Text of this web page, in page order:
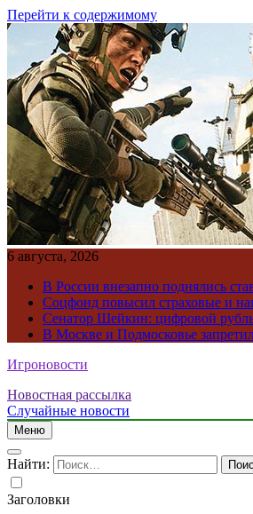
Перейти к содержимому
6 августа, 2026
В России внезапно поднялись
Соцфонд повысил страховые и
Сенатор Шейкин: цифровой
В Москве и Подмосковье
Игроновости
Новостная рассылка
Случайные новости
Меню
Найти:
Заголовки